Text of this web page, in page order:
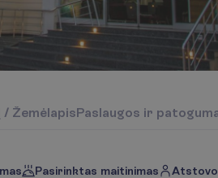
/ ŽemėlapisPaslaugos ir patogum
Pasirinktas maitinimas